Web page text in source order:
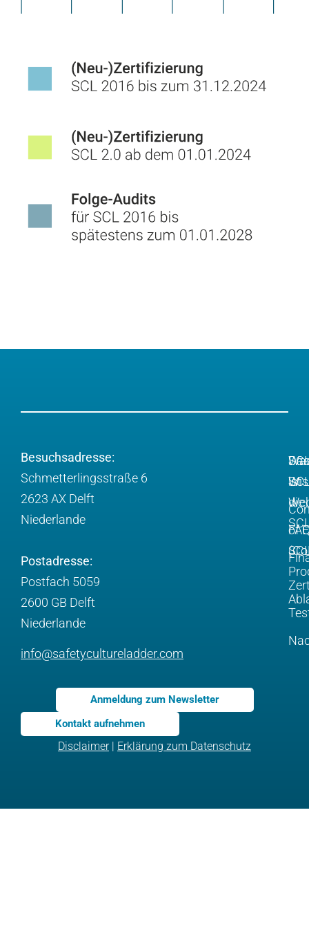
Besuchsadresse:
Schmetterlingsstraße 6
2623 AX Delft
Niederlande
Postadresse:
Postfach 5059
2600 GB Delft
Niederlande
info@safetycultureladder.com
ist
die
Das
of
Anmeldung zum Newsletter
Kontakt aufnehmen
Disclaimer| Erklärung zum Datenschutz